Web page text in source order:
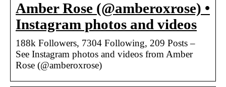
Amber Rose (@amberoxrose) •
Instagram photos and videos
188k Followers, 7304 Following, 209 Posts –
See Instagram photos and videos from Amber
Rose (@amberoxrose)